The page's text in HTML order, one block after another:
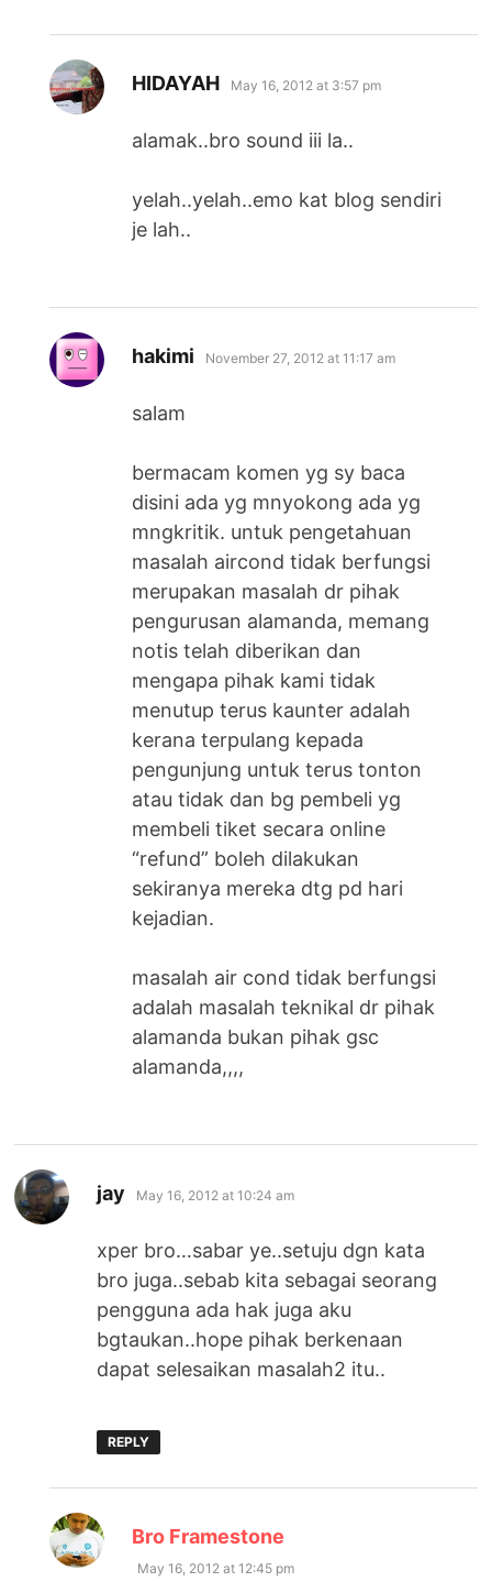
HIDAYAH says:
May 16, 2012 at 3:57 pm
alamak..bro sound iii la..
yelah..yelah..emo kat blog sendiri
je lah..
hakimi says:
November 27, 2012 at 11:17 am
salam
bermacam komen yg sy baca
disini ada yg mnyokong ada yg
mngkritik. untuk pengetahuan
masalah aircond tidak berfungsi
merupakan masalah dr pihak
pengurusan alamanda, memang
notis telah diberikan dan
mengapa pihak kami tidak
menutup terus kaunter adalah
kerana terpulang kepada
pengunjung untuk terus tonton
atau tidak dan bg pembeli yg
membeli tiket secara online
“refund” boleh dilakukan
sekiranya mereka dtg pd hari
kejadian.
masalah air cond tidak berfungsi
adalah masalah teknikal dr pihak
alamanda bukan pihak gsc
alamanda,,,,
jay says:
May 16, 2012 at 10:24 am
xper bro…sabar ye..setuju dgn kata
bro juga..sebab kita sebagai seorang
pengguna ada hak juga aku
bgtaukan..hope pihak berkenaan
dapat selesaikan masalah2 itu..
REPLY
Bro Framestone
May 16, 2012 at 12:45 pm